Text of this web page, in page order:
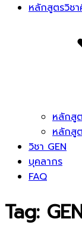
หลักสูตรวิช
หลักสู
หลักสู
วิชา GEN
บุคลากร
FAQ
Tag: